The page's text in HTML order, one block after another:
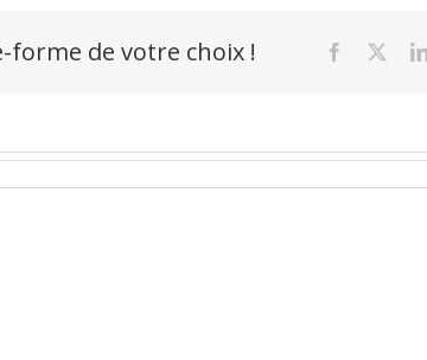
forme de votre choix ! Facebook